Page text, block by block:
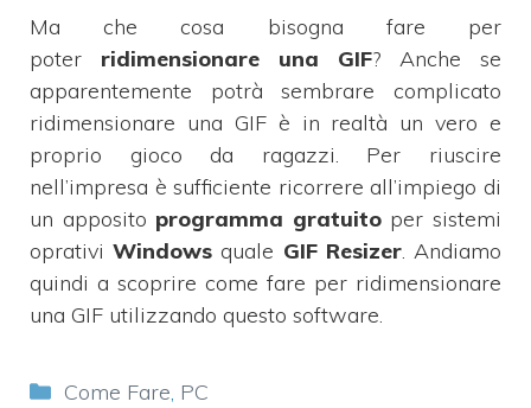
Ma che cosa bisogna fare per
poter ridimensionare una GIF? Anche se
apparentemente potrà sembrare complicato
ridimensionare una GIF è in realtà un vero e
proprio gioco da ragazzi. Per riuscire
nell’impresa è sufficiente ricorrere all’impiego di
un apposito programma gratuitoper sistemi
oprativiWindows quale GIF Resizer. Andiamo
quindi a scoprire come fare per ridimensionare
una GIF utilizzando questo software.
Categorie
Come Fare, PC